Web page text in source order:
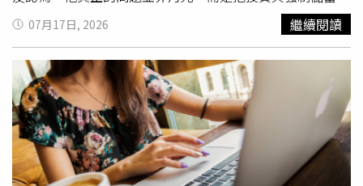
併算進生活開銷，因此整體財務狀況其實比想像中健康。該
名男網友在Dcard
以「有人跟我一樣幾乎月光嗎？」為題發
文，透露自己今年30歲，大學文組畢業，目前月薪約7萬
元。雖然收入高於不少上班族，但他坦言，每到月底幾乎沒
有剩餘現金，一年當中也只有公司發放獎金時，手頭才會比
較寬裕，其餘時間生活都相當緊繃。他也公開每月薪資分
配，其中25%投入公司折扣認股；20%用於所得稅、汽車牌
照稅、燃料稅、車險及定期保養等相關費用；15%支付房租
及水電；10%為電信費、生活用品、交通費與個人保險；
07月17日, 2026 繼續閱讀